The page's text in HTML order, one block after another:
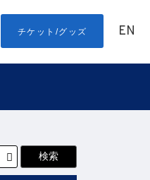
チケット/グッズ EN